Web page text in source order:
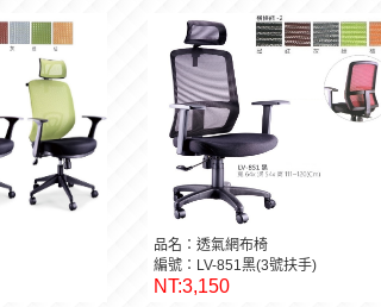
品名：透氣網布椅
編號：LV-851黑(3號扶手)
NT:3,150